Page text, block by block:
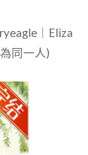
｜Eliza
同一人)